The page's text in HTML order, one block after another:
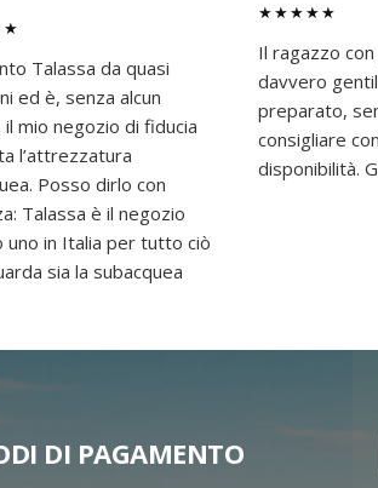
Talassa da quasi
ed è, senza alcun
il mio negozio di fiducia
l’attrezzatura
Posso dirlo con
Talassa è il negozio
uno in Italia per tutto ciò
sia la subacquea
★★★★★
Il ragazzo
davvero
preparato,
consigliare
disponibilità.
DI PAGAMENTO